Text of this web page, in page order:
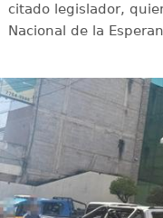
citado legislador,
Nacional de la